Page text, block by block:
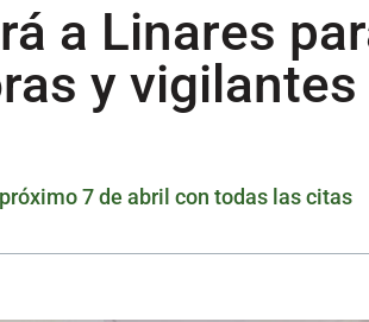
a Linares
y vigilantes
7 de abril con todas las citas